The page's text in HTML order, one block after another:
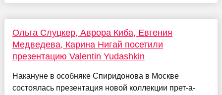
Ольга Слуцкер, Аврора Киба, Евгения
Медведева, Карина Нигай посетили
презентацию Valentin Yudashkin
Накануне в особняке Спиридонова в Москве
состоялась презентация новой коллекции прет-а-